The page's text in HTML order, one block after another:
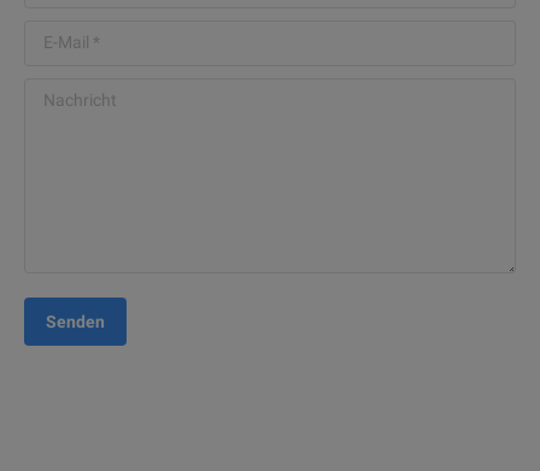
E-Mail *
Nachricht
Senden